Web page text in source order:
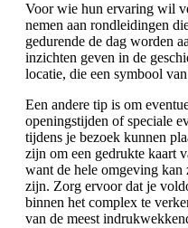
Voor wie hun ervaring wil
nemen aan rondleidingen
gedurende de dag worden
inzichten geven in de
locatie, die een symbool
Een andere tip is om
openingstijden of speciale
tijdens je bezoek kunnen
zijn om een gedrukte kaart
want de hele omgeving
zijn. Zorg ervoor dat je
binnen het complex te
van de meest